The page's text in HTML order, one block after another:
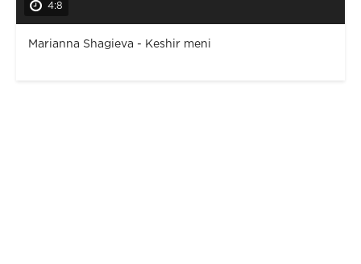
4:8
Marianna Shagieva - Keshir meni